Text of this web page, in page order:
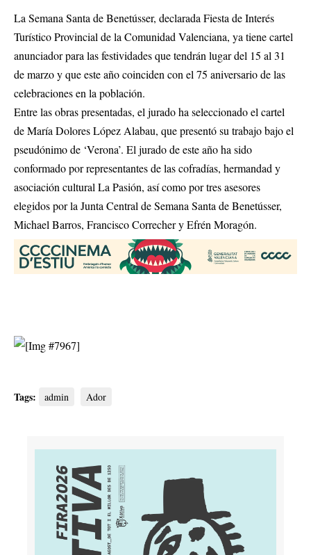
La Semana Santa de Benetússer, declarada Fiesta de Interés
Turístico Provincial de la Comunidad Valenciana, ya tiene cartel
anunciador para las festividades que tendrán lugar del 15 al 31
de marzo y que este año coinciden con el 75 aniversario de las
celebraciones en la población.
Entre las obras presentadas, el jurado ha seleccionado el cartel
de María Dolores López Alabau, que presentó su trabajo bajo el
pseudónimo de ‘Verona’. El jurado de este año ha sido
conformado por representantes de las cofradías, hermandad y
asociación cultural La Pasión, así como por tres asesores
elegidos por la Junta Central de Semana Santa de Benetússer,
Michael Barros, Francisco Correcher y Efrén Moragón.
Tags: admin Ador